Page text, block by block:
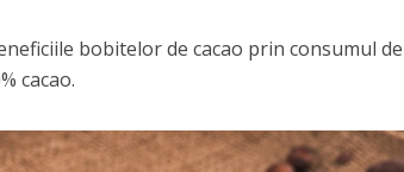
bobitelor de cacao prin consumul de
cacao.